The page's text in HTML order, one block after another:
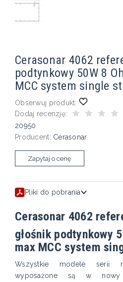
Cerasonar 4062
podtynkowy 50W 8
MCC system single
Obserwuj produkt:
Dodaj recenzję:
20950
Producent: Cerasonar
Zapytaj o cenę
Pliki do pobrania
Cerasonar 4062
głośnik podtynkowy
max MCC system
Wszystkie modele serii
wyposażone są w nowy